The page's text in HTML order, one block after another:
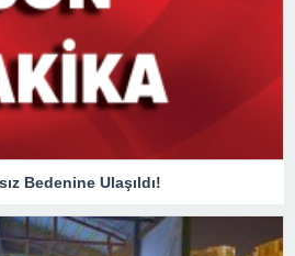
Bedenine Ulaşıldı!